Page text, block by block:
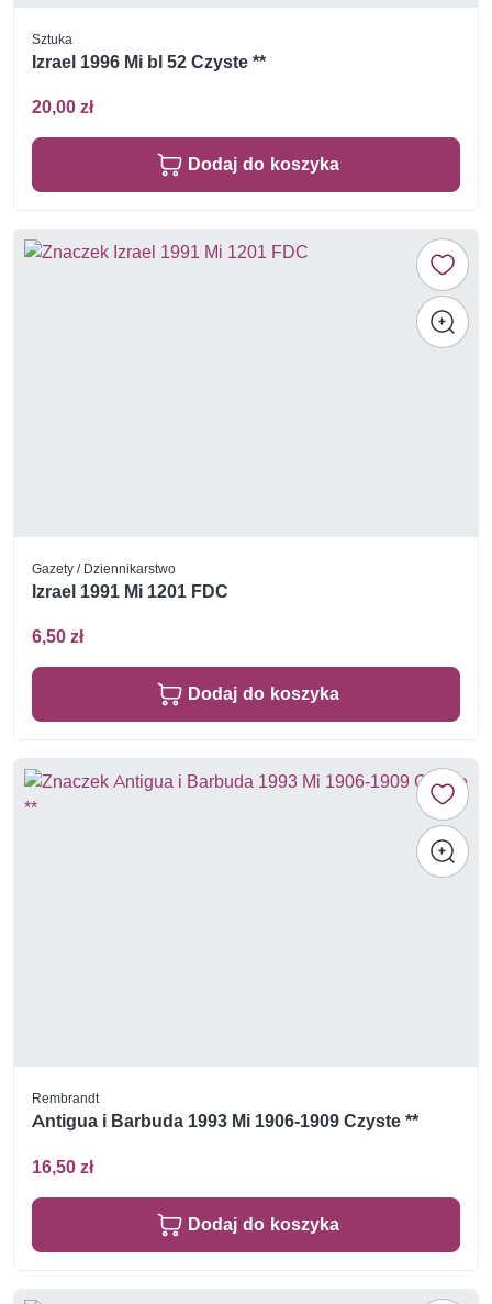
Sztuka
Izrael 1996 Mi bl 52 Czyste **
20,00 zł
Dodaj do koszyka
Gazety / Dziennikarstwo
Izrael 1991 Mi 1201 FDC
6,50 zł
Dodaj do koszyka
Rembrandt
Antigua i Barbuda 1993 Mi 1906-1909 Czyste **
16,50 zł
Dodaj do koszyka